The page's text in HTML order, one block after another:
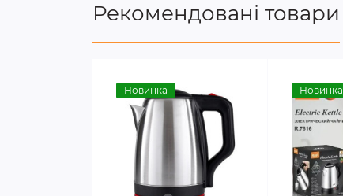
Рекомендовані товари
Новинка Новинка